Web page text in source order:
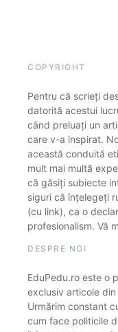
COPYRIGHT
Pentru că scrieți
datorită acestui
când preluați un
care v-a inspirat.
această conduită
mult mai multă
că găsiți subiecte
siguri că înțelegeți
(cu link), ca o
profesionalism. Vă
DESPRE NOI
EduPedu.ro este o
exclusiv articole
Urmărim constant
cum face politicile